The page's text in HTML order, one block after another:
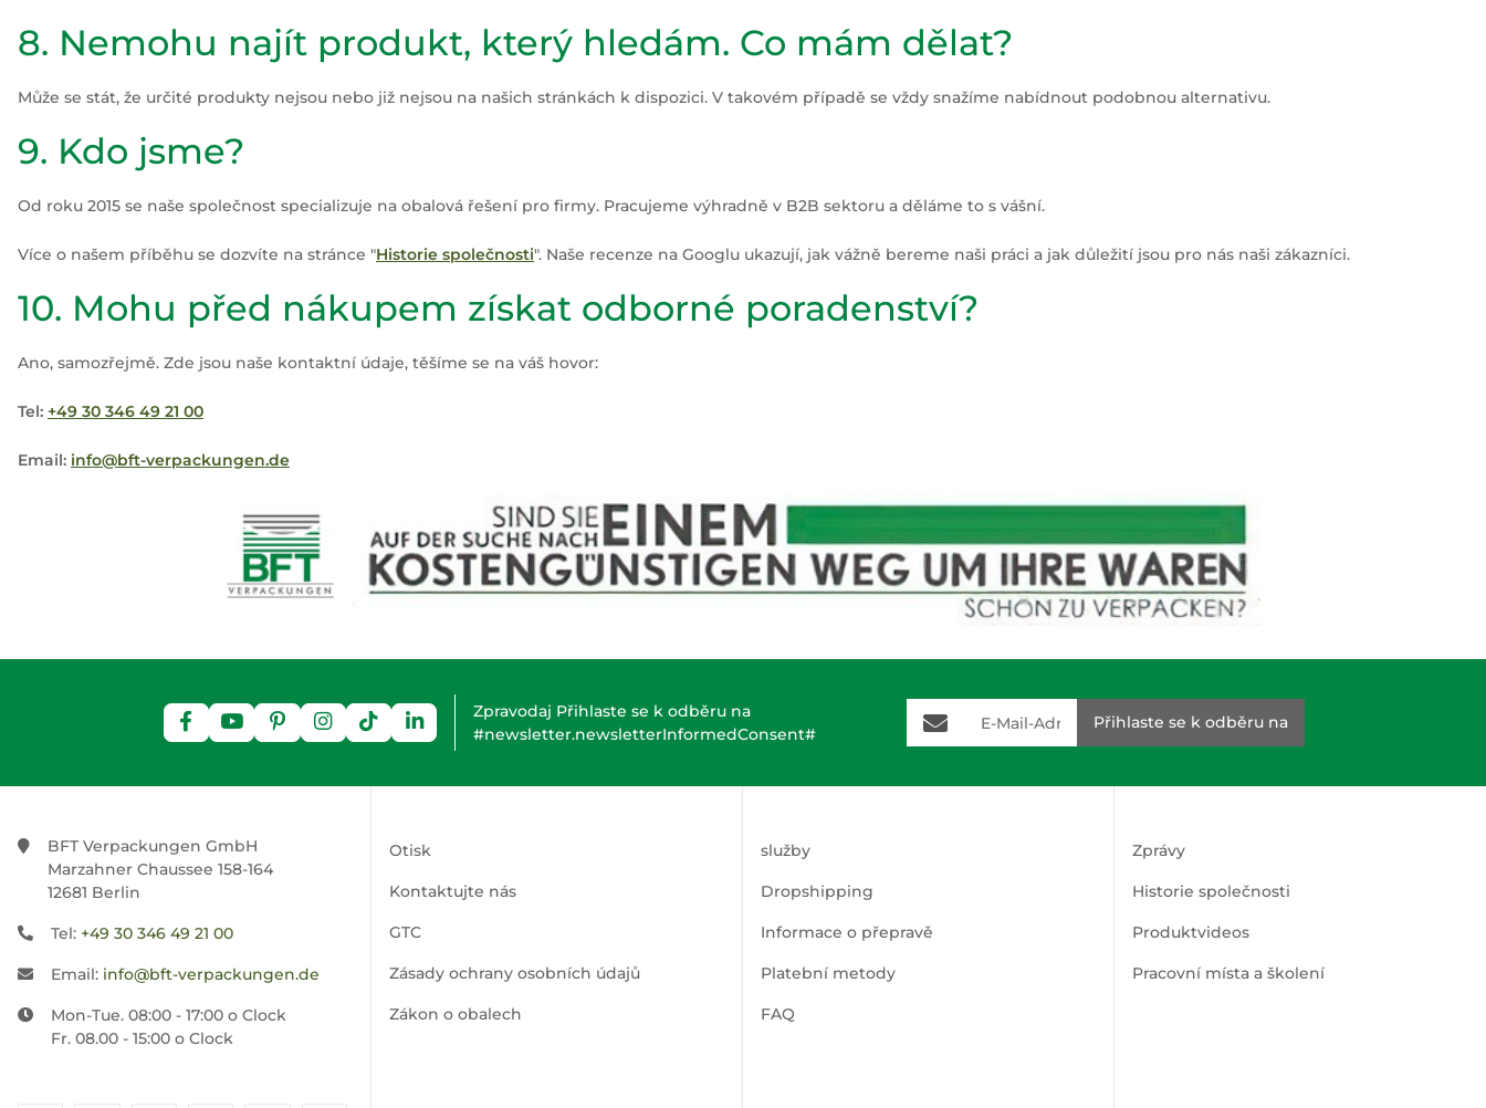
8. Nemohu najít produkt, který hledám. Co mám dělat?
Může se stát, že určité produkty nejsou nebo již nejsou na našich stránkách k dispozici. V takovém případě se vždy snažíme nabídnout podobnou alternativu.
9. Kdo jsme?
Od roku 2015 se naše společnost specializuje na obalová řešení pro firmy. Pracujeme výhradně v B2B sektoru a děláme to s vášní.
Více o našem příběhu se dozvíte na stránce "Historie společnosti". Naše recenze na Googlu ukazují, jak vážně bereme naši práci a jak důležití jsou pro nás naši zákazníci.
10. Mohu před nákupem získat odborné poradenství?
Ano, samozřejmě. Zde jsou naše kontaktní údaje, těšíme se na váš hovor:
Tel: +49 30 346 49 21 00
Email: info@bft-verpackungen.de
Zpravodaj Přihlaste se k odběru na
#newsletter.newsletterInformedConsent#
E-Mail-Adresse
Přihlaste se k odběru na
BFT Verpackungen GmbH
Marzahner Chaussee 158-164
12681 Berlin
Tel: +49 30 346 49 21 00
Email: info@bft-verpackungen.de
Mon-Tue. 08:00 - 17:00 o Clock
Fr. 08.00 - 15:00 o Clock
Otisk
Kontaktujte nás
GTC
Zásady ochrany osobních údajů
Zákon o obalech
služby
Dropshipping
Informace o přepravě
Platební metody
FAQ
Zprávy
Historie společnosti
Produktvideos
Pracovní místa a školení